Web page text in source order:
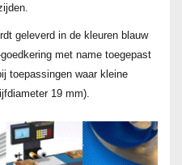
geleverd in de kleuren blauw
met name toegepast
toepassingen waar kleine
19 mm).